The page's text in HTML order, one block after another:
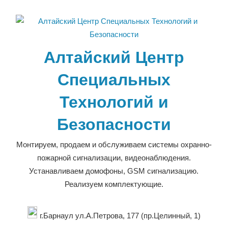
Алтайский Центр
Специальных
Технологий и
Безопасности
Монтируем, продаем и обслуживаем системы охранно-
пожарной сигнализации, видеонаблюдения.
Устанавливаем домофоны, GSM сигнализацию.
Реализуем комплектующие.
г.Барнаул ул.А.Петрова, 177 (пр.Целинный, 1)